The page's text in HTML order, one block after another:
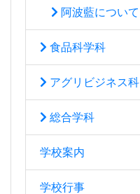
阿波藍について
食品科学科
アグリビジネス科
総合学科
学校案内
学校行事